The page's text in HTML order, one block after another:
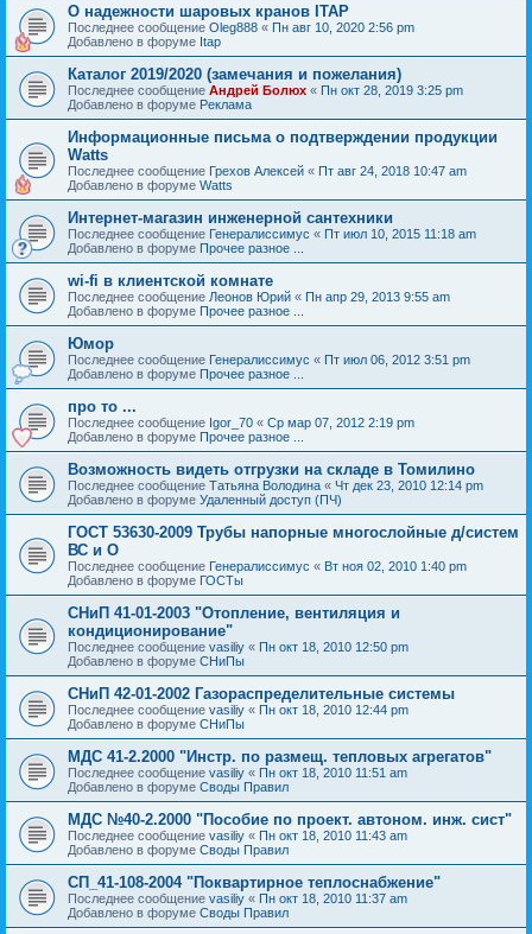
О надежности шаровых кранов ITAP
Последнее сообщение Oleg888 « Пн авг 10, 2020 2:56 pm
Добавлено в форуме Itap
Каталог 2019/2020 (замечания и пожелания)
Последнее сообщение Андрей Болюх « Пн окт 28, 2019 3:25 pm
Добавлено в форуме Реклама
Информационные письма о подтверждении продукции
Watts
Последнее сообщение Грехов Алексей « Пт авг 24, 2018 10:47 am
Добавлено в форуме Watts
Интернет-магазин инженерной сантехники
Последнее сообщение Генералиссимус « Пт июл 10, 2015 11:18 am
Добавлено в форуме Прочее разное ...
wi-fi в клиентской комнате
Последнее сообщение Леонов Юрий « Пн апр 29, 2013 9:55 am
Добавлено в форуме Прочее разное ...
Юмор
Последнее сообщение Генералиссимус « Пт июл 06, 2012 3:51 pm
Добавлено в форуме Прочее разное ...
про то ...
Последнее сообщение Igor_70 « Ср мар 07, 2012 2:19 pm
Добавлено в форуме Прочее разное ...
Возможность видеть отгрузки на складе в Томилино
Последнее сообщение Татьяна Володина « Чт дек 23, 2010 12:14 pm
Добавлено в форуме Удаленный доступ (ПЧ)
ГОСТ 53630-2009 Трубы напорные многослойные д/систем
ВС и О
Последнее сообщение Генералиссимус « Вт ноя 02, 2010 1:40 pm
Добавлено в форуме ГОСТы
СНиП 41-01-2003 "Отопление, вентиляция и
кондиционирование"
Последнее сообщение vasiliy « Пн окт 18, 2010 12:50 pm
Добавлено в форуме СНиПы
СНиП 42-01-2002 Газораспределительные системы
Последнее сообщение vasiliy « Пн окт 18, 2010 12:44 pm
Добавлено в форуме СНиПы
МДС 41-2.2000 "Инстр. по размещ. тепловых агрегатов"
Последнее сообщение vasiliy « Пн окт 18, 2010 11:51 am
Добавлено в форуме Своды Правил
МДС №40-2.2000 "Пособие по проект. автоном. инж. сист"
Последнее сообщение vasiliy « Пн окт 18, 2010 11:43 am
Добавлено в форуме Своды Правил
СП_41-108-2004 "Поквартирное теплоснабжение"
Последнее сообщение vasiliy « Пн окт 18, 2010 11:37 am
Добавлено в форуме Своды Правил